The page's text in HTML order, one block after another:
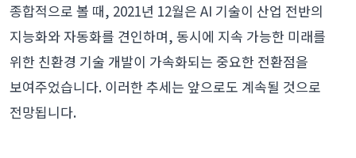
종합적으로 볼 때, 2021년 12월은 AI 기술이 산업 전반의
지능화와 자동화를 견인하며, 동시에 지속 가능한 미래를
위한 친환경 기술 개발이 가속화되는 중요한 전환점을
보여주었습니다. 이러한 추세는 앞으로도 계속될 것으로
전망됩니다.